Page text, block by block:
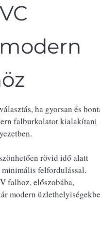
ha gyorsan és
falburkolatot kialakítani
rövid idő alatt
felfordulással.
falhoz, előszobába,
modern